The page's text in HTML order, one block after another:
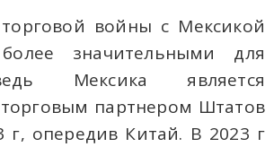
торговой войны с Мексикой
значительными для
Мексика является
партнером Штатов
г, опередив Китай. В 2023 г